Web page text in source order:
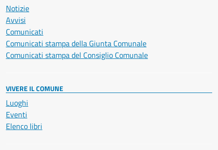
Notizie
Avvisi
Comunicati
Comunicati stampa della Giunta Comunale
Comunicati stampa del Consiglio Comunale
VIVERE IL COMUNE
Luoghi
Eventi
Elenco libri